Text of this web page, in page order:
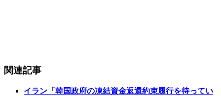
関連記事
イラン「韓国政府の凍結資金返還約束履行を待ってい